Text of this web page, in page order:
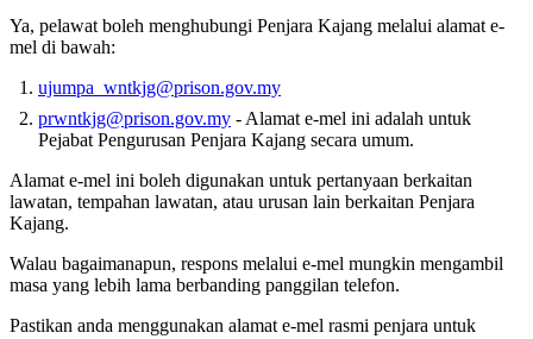
Ya, pelawat boleh menghubungi Penjara Kajang melalui alamat e-
mel di bawah:
ujumpa_wntkjg@prison.gov.my
prwntkjg@prison.gov.my - Alamat e-mel ini adalah untuk
Pejabat Pengurusan Penjara Kajang secara umum.
Alamat e-mel ini boleh digunakan untuk pertanyaan berkaitan
lawatan, tempahan lawatan, atau urusan lain berkaitan Penjara
Kajang.
Walau bagaimanapun, respons melalui e-mel mungkin mengambil
masa yang lebih lama berbanding panggilan telefon.
Pastikan anda menggunakan alamat e-mel rasmi penjara untuk